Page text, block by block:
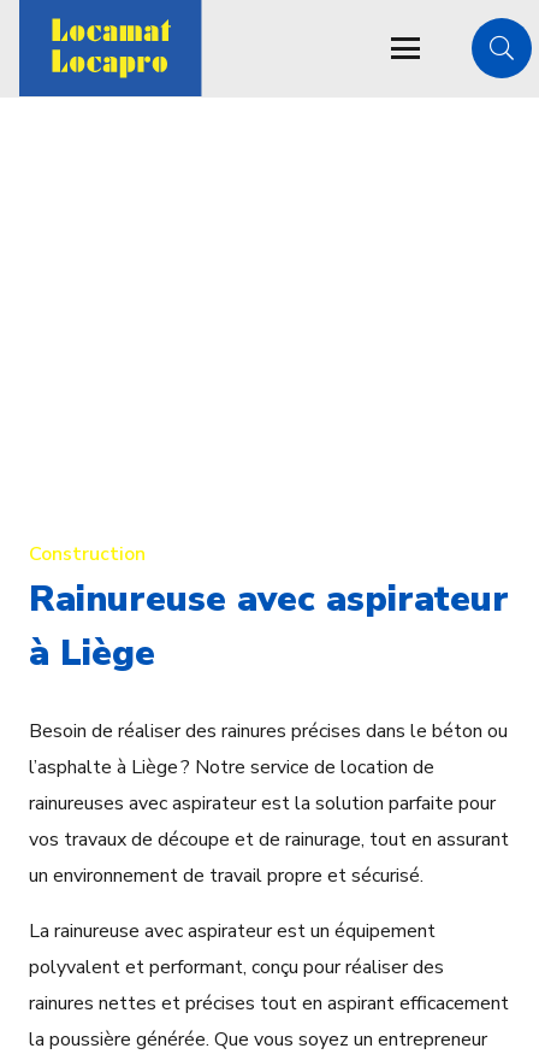
Construction
Rainureuse avec aspirateur
à Liège
Besoin de réaliser des rainures précises dans le béton ou
l’asphalte à Liège ? Notre service de location de
rainureuses avec aspirateur est la solution parfaite pour
vos travaux de découpe et de rainurage, tout en assurant
un environnement de travail propre et sécurisé.
La rainureuse avec aspirateur est un équipement
polyvalent et performant, conçu pour réaliser des
rainures nettes et précises tout en aspirant efficacement
la poussière générée. Que vous soyez un entrepreneur